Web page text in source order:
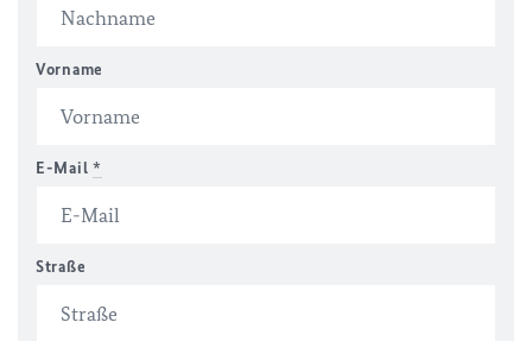
Vorname
E-Mail *
Straße